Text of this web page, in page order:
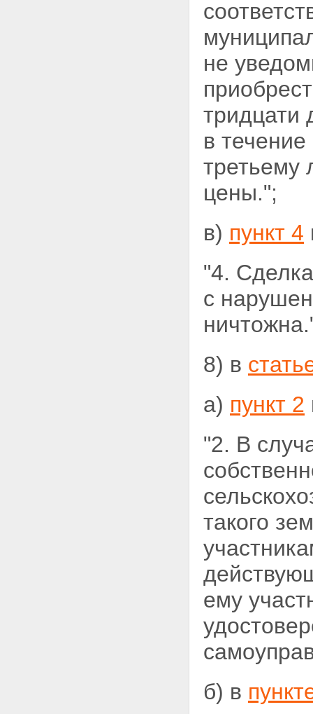
не
тридцати
в
третьему
цены.";
в) пункт 4
"4.
с
8) в
а) пункт 2
"2. В
такого
ему
б) в